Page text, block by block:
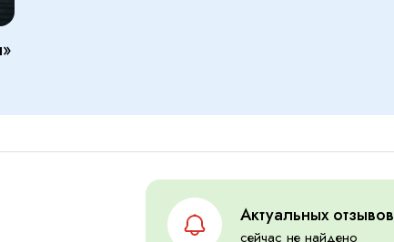
Актуальных отзывов
сейчас не найдено